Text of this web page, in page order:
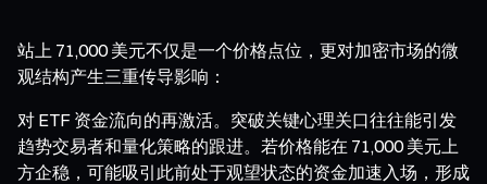
站上 71,000 美元不仅是一个价格点位，更对加密市场的微
观结构产生三重传导影响：
对 ETF 资金流向的再激活。突破关键心理关口往往能引发
趋势交易者和量化策略的跟进。若价格能在 71,000 美元上
方企稳，可能吸引此前处于观望状态的资金加速入场，形成